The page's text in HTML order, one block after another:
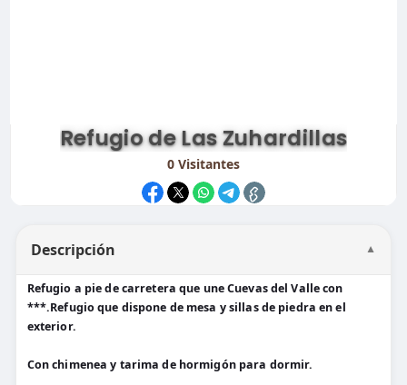
Refugio de Las Zuhardillas
0Visitantes
Descripción ▼
Refugio a pie de carretera que une Cuevas del Valle con
***.Refugio que dispone de mesa y sillas de piedra en el
exterior.
Con chimenea y tarima de hormigón para dormir.